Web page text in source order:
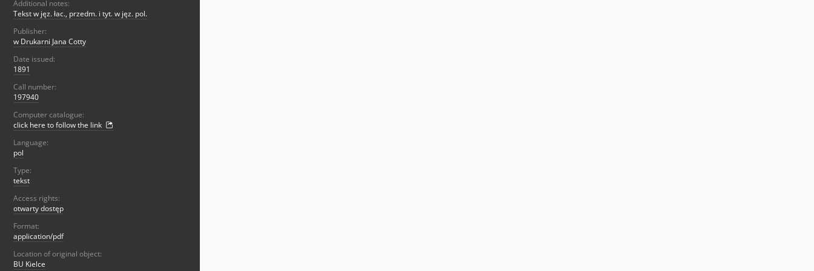
Additional notes:
Tekst w jęz. łac., przedm. i tyt. w jęz. pol.
Publisher:
w Drukarni Jana Cotty
Date issued:
1891
Call number:
197940
Computer catalogue:
click here to follow the link
Language:
pol
Type:
tekst
Access rights:
otwarty dostęp
Format:
application/pdf
Location of original object:
BU Kielce